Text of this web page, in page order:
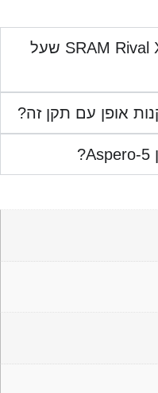
מה מיוחד בקיט SRAM Rival XPLR AXS שעל